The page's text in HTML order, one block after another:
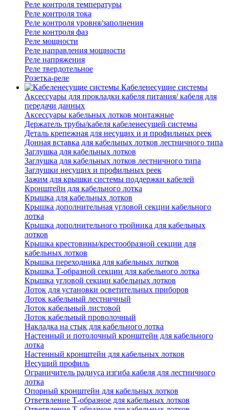
Реле контроля температуры
Реле контроля тока
Реле контроля уровня/заполнения
Реле контроля фаз
Реле мощности
Реле направления мощности
Реле напряжения
Реле твердотельное
Розетка-реле
Кабеленесущие системы
Аксессуары для прокладки кабеля питания/ кабеля для
передачи данных
Аксессуары кабельных лотков монтажные
Держатель трубы/кабеля кабеленесущей системы
Деталь крепежная для несущих и и профильных реек
Донная вставка для кабельных лотков лестничного типа
Заглушка для кабельных лотков
Заглушка для кабельных лотков лестничного типа
Заглушки несущих и профильных реек
Зажим для крышки системы поддержки кабелей
Кронштейн для кабельного лотка
Крышка для кабельных лотков
Крышка дополнительная угловой секции кабельного
лотка
Крышка дополнительного тройника для кабельных
лотков
Крышка крестовины/крестообразной секции для
кабельных лотков
Крышка переходника для кабельных лотков
Крышка Т-образной секции для кабельного лотка
Крышка угловой секции кабельных лотков
Лоток для установки осветительных приборов
Лоток кабельный лестничный
Лоток кабельный листовой
Лоток кабельный проволочный
Накладка на стык для кабельного лотка
Настенный и потолочный кронштейн для кабельного
лотка
Настенный кронштейн для кабельных лотков
Несущий профиль
Ограничитель радиуса изгиба кабеля для лестничного
лотка
Опорный кронштейн для кабельных лотков
Ответвление Т-образное для кабельных лотков